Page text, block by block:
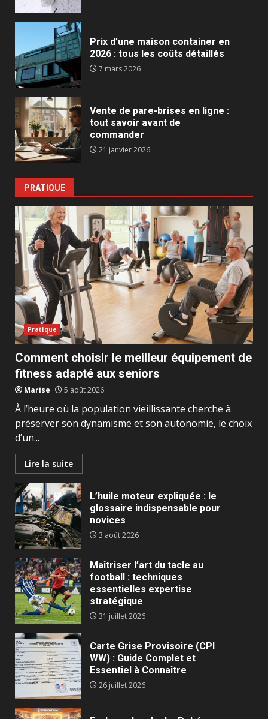
Prix d’une maison container en
2026 : tous les coûts détaillés
7 mars 2026
Vente de pare-brises en ligne :
tout savoir avant de
commander
21 janvier 2026
PRATIQUE
Pratique
Comment choisir le meilleur équipement de
fitness adapté aux seniors
Marise 5 août 2026
À l’heure où la population vieillissante cherche à
préserver son dynamisme et son autonomie, le choix
d’un...
Lire la suite
L’huile moteur expliquée : le
glossaire indispensable pour
novices
3 août 2026
Maîtriser l’art du tacle au
football : techniques
essentielles expertise
stratégique
31 juillet 2026
Carte Grise Provisoire (CPI
WW) : Guide Complet et
Essentiel à Connaître
26 juillet 2026